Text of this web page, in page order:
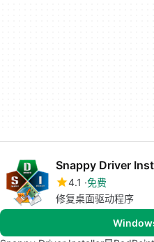
Snappy Driver
4.1 免费
修复桌面驱动程序